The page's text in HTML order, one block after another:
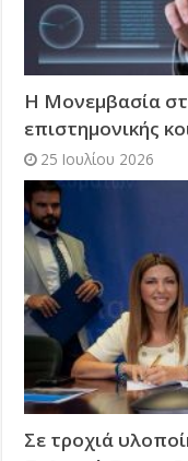
Η Μονεμβασία
επιστημονικής
25 Ιουλίου 2026
Σε τροχιά